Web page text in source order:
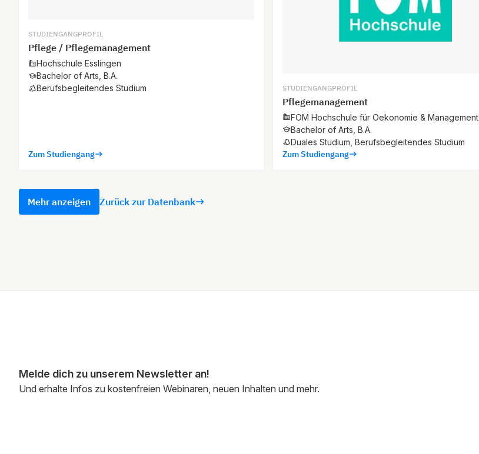
STUDIENGANGPROFIL
Pflege / Pflegemanagement
Hochschule Esslingen
Bachelor of Arts, B.A.
Berufsbegleitendes Studium
Zum Studiengang
STUDIENGANGPROFIL
Pflegemanagement
FOM Hochschule für Oekonomie & Management
Bachelor of Arts, B.A.
Duales Studium, Berufsbegleitendes Studium
Zum Studiengang
Mehr anzeigen Zurück zur Datenbank
Melde dich zu unserem Newsletter an!
Und erhalte Infos zu kostenfreien Webinaren, neuen Inhalten und mehr.